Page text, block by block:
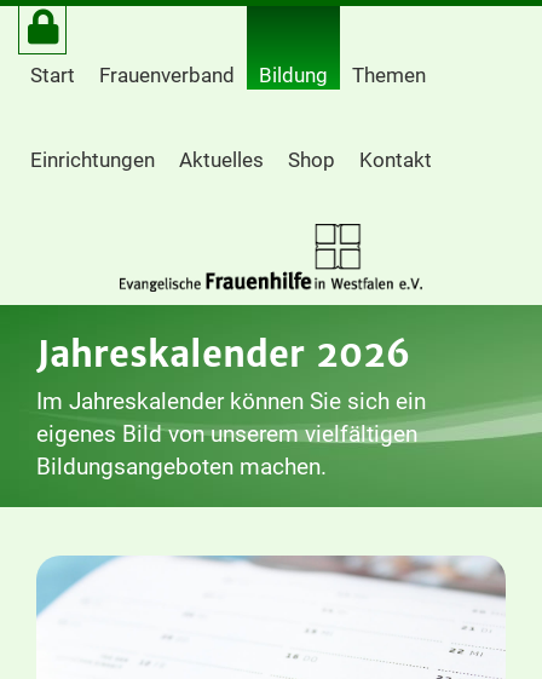
Start Frauenverband Bildung Themen
Einrichtungen Aktuelles Shop Kontakt
Jahreskalender 2026
Im Jahreskalender können Sie sich ein
eigenes Bild von unserem vielfältigen
Bildungsangeboten machen.